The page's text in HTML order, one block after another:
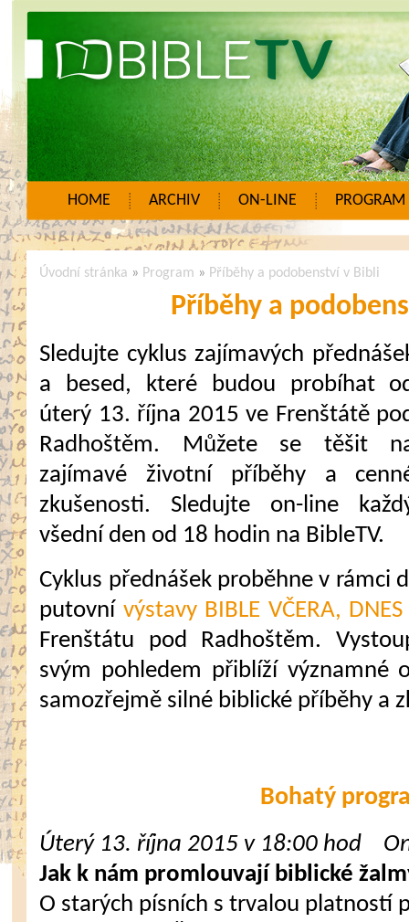
HOME ARCHIV ON-LINE PROGRAM
Úvodní stránka » Program » Příběhy a podobenství v Bibli
Příběhy a
Sledujte cyklus zajímavých
a besed, které budou probíhat
úterý 13. října 2015 ve Frenštátě
Radhoštěm. Můžete se těšit
zajímavé životní příběhy a
zkušenosti. Sledujte on-line
všední den od 18 hodin na BibleTV.
Cyklus přednášek proběhne v rámci
putovní výstavy BIBLE VČERA,
Frenštátu pod Radhoštěm.
svým pohledem přiblíží významné
samozřejmě silné biblické příběhy a
Bohatý
Úterý 13. října 2015 v 18:00 hod
Jak k nám promlouvají biblické
O starých písních s trvalou platností